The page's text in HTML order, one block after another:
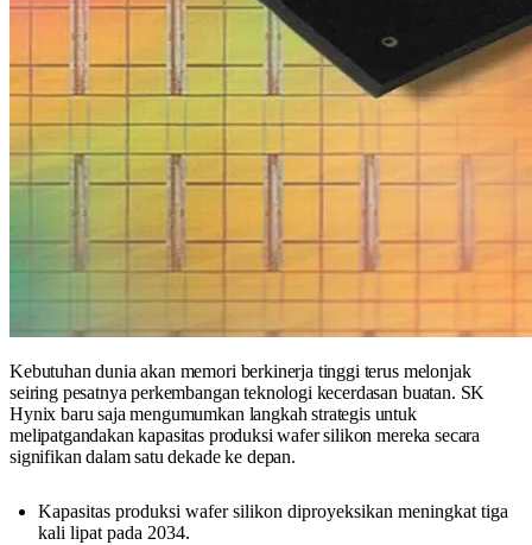
Kebutuhan dunia akan memori berkinerja tinggi terus melonjak
seiring pesatnya perkembangan teknologi kecerdasan buatan. SK
Hynix baru saja mengumumkan langkah strategis untuk
melipatgandakan kapasitas produksi wafer silikon mereka secara
signifikan dalam satu dekade ke depan.
Kapasitas produksi wafer silikon diproyeksikan meningkat tiga
kali lipat pada 2034.